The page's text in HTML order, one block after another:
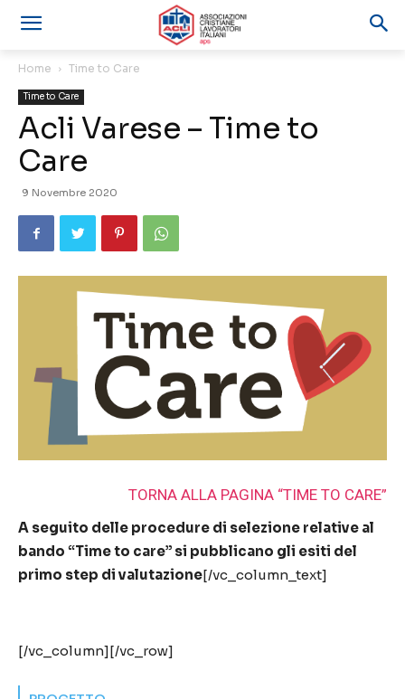
Home Time to Care
Time to Care
Acli Varese – Time to
Care
9 Novembre 2020
TORNA ALLA PAGINA “TIME TO CARE”
A seguito delle procedure di selezione relative al
bando “Time to care” si pubblicano gli esiti del
primo step di valutazione[/vc_column_text]
[/vc_column][/vc_row]